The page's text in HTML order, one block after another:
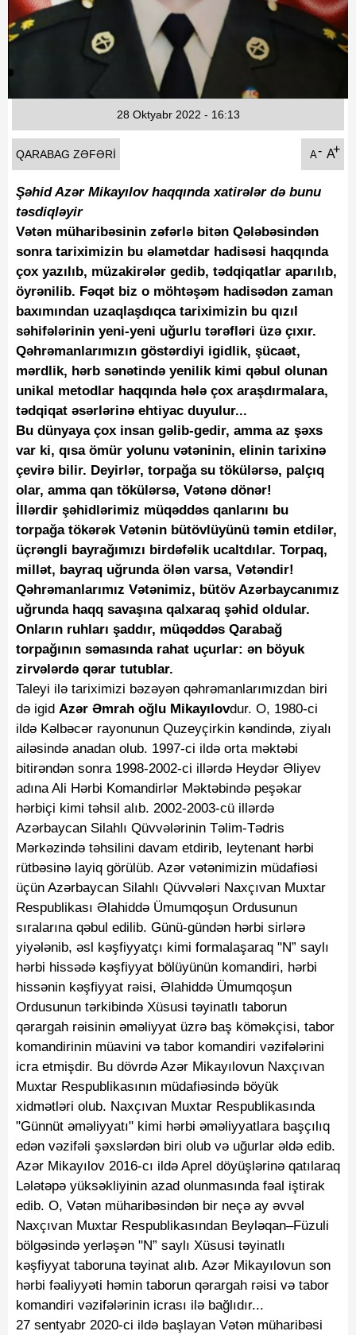
Fotoqaleriya
Reportaj
QARABAG ZƏFƏRI A- A+
28 Oktyabr 2022 - 16:13
Şəhid Azər Mikayılov haqqında xatirələr də bunu
təsdiqləyir
Vətən müharibəsinin zəfərlə bitən Qələbəsindən
sonra tariximizin bu əlamətdar hadisəsi haqqında
çox yazılıb, müzakirələr gedib, tədqiqatlar aparılıb,
öyrənilib. Fəqət biz o möhtəşəm hadisədən zaman
baxımından uzaqlaşdıqca tariximizin bu qızıl
səhifələrinin yeni-yeni uğurlu tərəfləri üzə çıxır.
Qəhrəmanlarımızın göstərdiyi igidlik, şücaət,
mərdlik, hərb sənətində yenilik kimi qəbul olunan
unikal metodlar haqqında hələ çox araşdırmalara,
tədqiqat əsərlərinə ehtiyac duyulur...
Bu dünyaya çox insan gəlib-gedir, amma az şəxs
var ki, qısa ömür yolunu vətəninin, elinin tarixinə
çevirə bilir. Deyirlər, torpağa su tökülərsə, palçıq
olar, amma qan tökülərsə, Vətənə dönər!
İllərdir şəhidlərimiz müqəddəs qanlarını bu
torpağa tökərək Vətənin bütövlüyünü təmin etdilər,
üçrəngli bayrağımızı birdəfəlik ucaltdılar. Torpaq,
millət, bayraq uğrunda ölən varsa, Vətəndir!
Qəhrəmanlarımız Vətənimiz, bütöv Azərbaycanımız
uğrunda haqq savaşına qalxaraq şəhid oldular.
Onların ruhları şaddır, müqəddəs Qarabağ
torpağının səmasında rahat uçurlar: ən böyuk
zirvələrdə qərar tutublar.
Taleyi ilə tariximizi bəzəyən qəhrəmanlarımızdan biri
də igid Azər Əmrah oğlu Mikayılovdur. O, 1980-ci
ildə Kəlbəcər rayonunun Quzeyçirkin kəndində, ziyalı
ailəsində anadan olub. 1997-ci ildə orta məktəbi
bitirəndən sonra 1998-2002-ci illərdə Heydər Əliyev
adına Ali Hərbi Komandirlər Məktəbində peşəkar
hərbiçi kimi təhsil alıb. 2002-2003-cü illərdə
Azərbaycan Silahlı Qüvvələrinin Təlim-Tədris
Mərkəzində təhsilini davam etdirib, leytenant hərbi
rütbəsinə layiq görülüb. Azər vətənimizin müdafiəsi
üçün Azərbaycan Silahlı Qüvvələri Naxçıvan Muxtar
Respublikası Əlahiddə Ümumqoşun Ordusunun
sıralarına qəbul edilib. Günü-gündən hərbi sirlərə
yiyələnib, əsl kəşfiyyatçı kimi formalaşaraq "N” saylı
hərbi hissədə kəşfiyyat bölüyünün komandiri, hərbi
hissənin kəşfiyyat rəisi, Əlahiddə Ümumqoşun
Ordusunun tərkibində Xüsusi təyinatlı taborun
qərargah rəisinin əməliyyat üzrə baş köməkçisi, tabor
komandirinin müavini və tabor komandiri vəzifələrini
icra etmişdir. Bu dövrdə Azər Mikayılovun Naxçıvan
Muxtar Respublikasının müdafiəsində böyük
xidmətləri olub. Naxçıvan Muxtar Respublikasında
"Günnüt əməliyyatı" kimi hərbi əməliyyatlara başçılıq
edən vəzifəli şəxslərdən biri olub və uğurlar əldə edib.
Azər Mikayılov 2016-cı ildə Aprel döyüşlərinə qatılaraq
Lələtəpə yüksəkliyinin azad olunmasında fəal iştirak
edib. O, Vətən müharibəsindən bir neçə ay əvvəl
Naxçıvan Muxtar Respublikasından Beyləqan–Füzuli
bölgəsində yerləşən "N” saylı Xüsusi təyinatlı
kəşfiyyat taboruna təyinat alıb. Azər Mikayılovun son
hərbi fəaliyyəti həmin taborun qərargah rəisi və tabor
komandiri vəzifələrinin icrası ilə bağlıdır...
27 sentyabr 2020-ci ildə başlayan Vətən müharibəsi